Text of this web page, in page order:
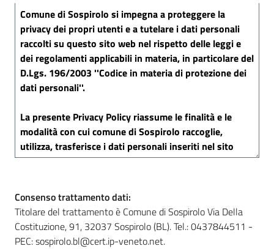
Consenso trattamento dati:
Titolare del trattamento è Comune di Sospirolo Via Della
Costituzione, 91, 32037 Sospirolo (BL). Tel.: 0437844511 -
PEC: sospirolo.bl@cert.ip-veneto.net.